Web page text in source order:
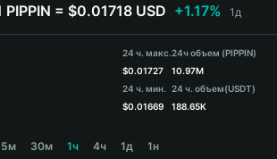
PIPPIN = $0.01718 USD +1.17% 1д
24 ч. макс.
$0.01727
24 ч. мин.
$0.01669
24ч объем (PIPPIN)
10.97M
24 ч. объем(USDT)
188.65K
30м 1ч 4ч 1д 1н